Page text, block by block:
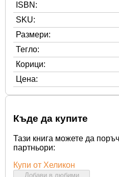
ISBN:
SKU:
Размери:
Тегло:
Корици:
Цена:
Къде да купите
Тази книга можете да
партньори:
Купи от Хеликон
Добави в любими